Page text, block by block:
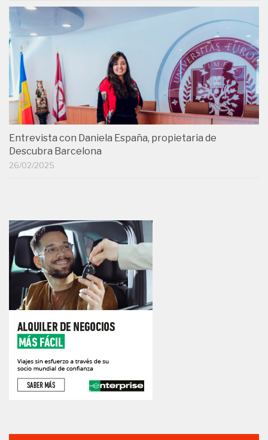
Entrevista con Daniela España, propietaria de
Descubra Barcelona
26/02/2025